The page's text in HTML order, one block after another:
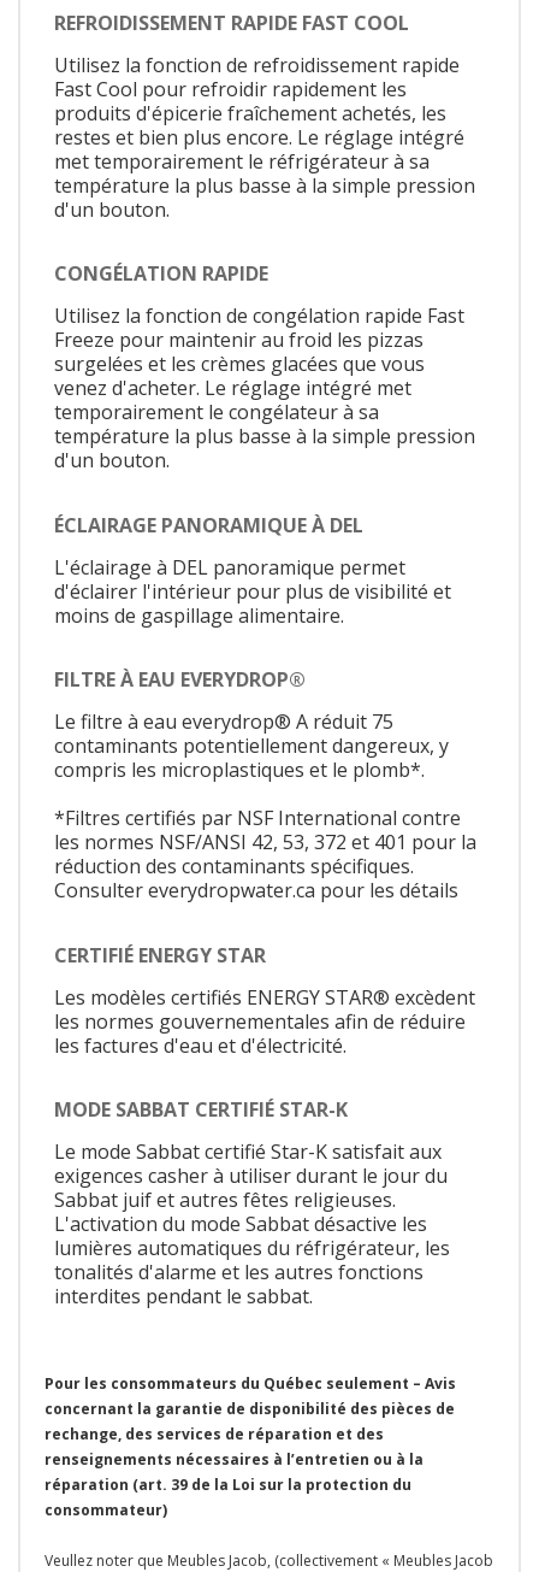
REFROIDISSEMENT RAPIDE FAST COOL
Utilisez la fonction de refroidissement rapide
Fast Cool pour refroidir rapidement les
produits d'épicerie fraîchement achetés, les
restes et bien plus encore. Le réglage intégré
met temporairement le réfrigérateur à sa
température la plus basse à la simple pression
d'un bouton.
CONGÉLATION RAPIDE
Utilisez la fonction de congélation rapide Fast
Freeze pour maintenir au froid les pizzas
surgelées et les crèmes glacées que vous
venez d'acheter. Le réglage intégré met
temporairement le congélateur à sa
température la plus basse à la simple pression
d'un bouton.
ÉCLAIRAGE PANORAMIQUE À DEL
L'éclairage à DEL panoramique permet
d'éclairer l'intérieur pour plus de visibilité et
moins de gaspillage alimentaire.
FILTRE À EAU EVERYDROP®
Le filtre à eau everydrop® A réduit 75
contaminants potentiellement dangereux, y
compris les microplastiques et le plomb*.
*Filtres certifiés par NSF International contre
les normes NSF/ANSI 42, 53, 372 et 401 pour la
réduction des contaminants spécifiques.
Consulter everydropwater.ca pour les détails
CERTIFIÉ ENERGY STAR
Les modèles certifiés ENERGY STAR® excèdent
les normes gouvernementales afin de réduire
les factures d'eau et d'électricité.
MODE SABBAT CERTIFIÉ STAR-K
Le mode Sabbat certifié Star-K satisfait aux
exigences casher à utiliser durant le jour du
Sabbat juif et autres fêtes religieuses.
L'activation du mode Sabbat désactive les
lumières automatiques du réfrigérateur, les
tonalités d'alarme et les autres fonctions
interdites pendant le sabbat.
Pour les consommateurs du Québec seulement – Avis
concernant la garantie de disponibilité des pièces de
rechange, des services de réparation et des
renseignements nécessaires à l’entretien ou à la
réparation (art. 39 de la Loi sur la protection du
consommateur)
Veullez noter que Meubles Jacob, (collectivement « Meubles Jacob